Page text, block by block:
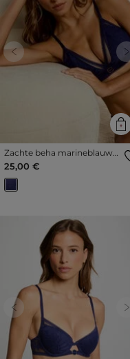
Previous
Zachte beha marineblauw
vrouw
25,00 €
Previous